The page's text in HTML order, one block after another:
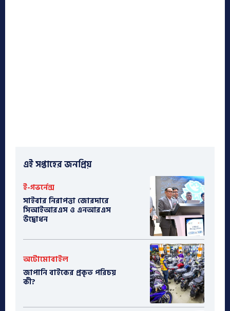
এই সপ্তাহের জনপ্রিয়
ই-গভর্নেন্স
সাইবার নিরাপত্তা জোরদারে
সিআইআরএস ও এনআরএস
উদ্বোধন
অটোমোবাইল
​জাপানি বাইকের প্রকৃত পরিচয়
কী?